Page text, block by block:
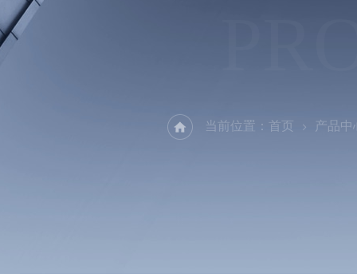
当前位置： 首页 产品中